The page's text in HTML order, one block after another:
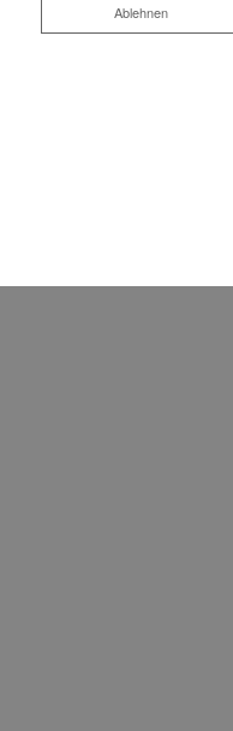
Ablehnen
Ablehnen